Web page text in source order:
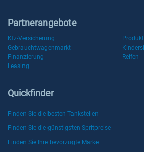
Partnerangebote
Kfz-Versicherung
Gebrauchtwagenmarkt
Finanzierung
Reifen
Leasing
Quickfinder
Finden Sie die besten Tankstellen
Finden Sie die günstigsten Spritpreise
Finden Sie Ihre bevorzugte Marke